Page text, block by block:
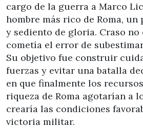
cargo de la guerra a Marco
hombre más rico de Roma,
y sediento de gloria. Craso
cometía el error de
Su objetivo fue construir
fuerzas y evitar una batalla
en que finalmente los
riqueza de Roma agotarían a
crearía las condiciones
victoria militar.